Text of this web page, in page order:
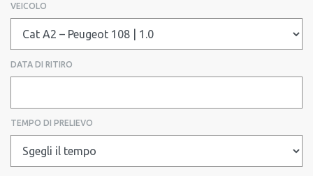
VEICOLO
DATA DI RITIRO
TEMPO DI PRELIEVO